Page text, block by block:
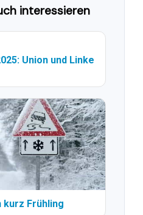
interessieren
Union und Linke
kurz Frühling